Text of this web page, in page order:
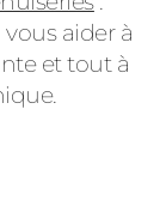
aider à
et tout à